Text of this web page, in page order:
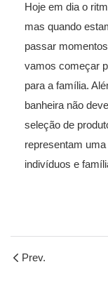
Hoje em dia o
mas quando
passar
vamos começar
para a família.
banheira não
seleção de
representam
indivíduos e
Prev.